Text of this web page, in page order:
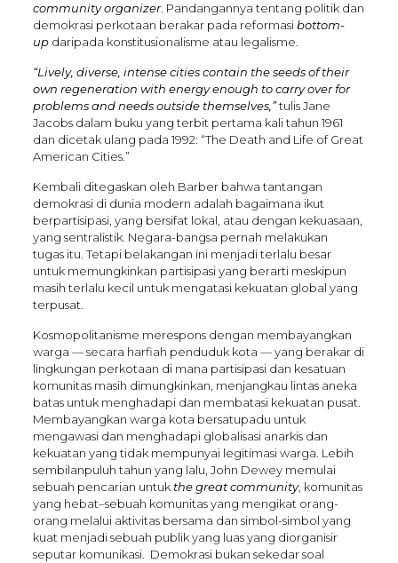
community organizer. Pandangannya tentang politik dan
demokrasi perkotaan berakar pada reformasibottom-
updaripada konstitusionalisme atau legalisme.
“Lively, diverse, intense cities contain the seeds of their
own regeneration with energy enough to carry over for
problems and needs outside themselves,”tulis Jane
Jacobs dalam buku yang terbit pertama kali tahun 1961
dan dicetak ulang pada 1992: “The Death and Life of Great
American Cities.”
Kembali ditegaskan oleh Barber bahwa tantangan
demokrasi di dunia modern adalah bagaimana ikut
berpartisipasi, yang bersifat lokal, atau dengan kekuasaan,
yang sentralistik. Negara-bangsa pernah melakukan
tugas itu. Tetapi belakangan ini menjadi terlalu besar
untuk memungkinkan partisipasi yang berarti meskipun
masih terlalu kecil untuk mengatasi kekuatan global yang
terpusat.
Kosmopolitanisme merespons dengan membayangkan
warga — secara harfiah penduduk kota — yang berakar di
lingkungan perkotaan di mana partisipasi dan kesatuan
komunitas masih dimungkinkan, menjangkau lintas aneka
batas untuk menghadapi dan membatasi kekuatan pusat.
Membayangkan warga kota bersatupadu untuk
mengawasi dan menghadapi globalisasi anarkis dan
kekuatan yang tidak mempunyai legitimasi warga. Lebih
sembilanpuluh tahun yang lalu, John Dewey memulai
sebuah pencarian untukthe great community, komunitas
yang hebat–sebuah komunitas yang mengikat orang-
orang melalui aktivitas bersama dan simbol-simbol yang
kuat menjadi sebuah publik yang luas yang diorganisir
seputar komunikasi. Demokrasi bukan sekedar soal